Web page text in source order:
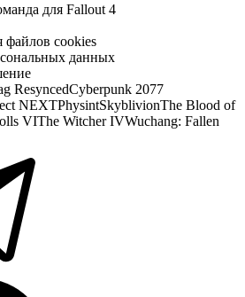
для Fallout 4
файлов cookies
данных
ResyncedCyberpunk 2077
NEXTPhysintSkyblivionThe Blood of
VIThe Witcher IVWuchang: Fallen